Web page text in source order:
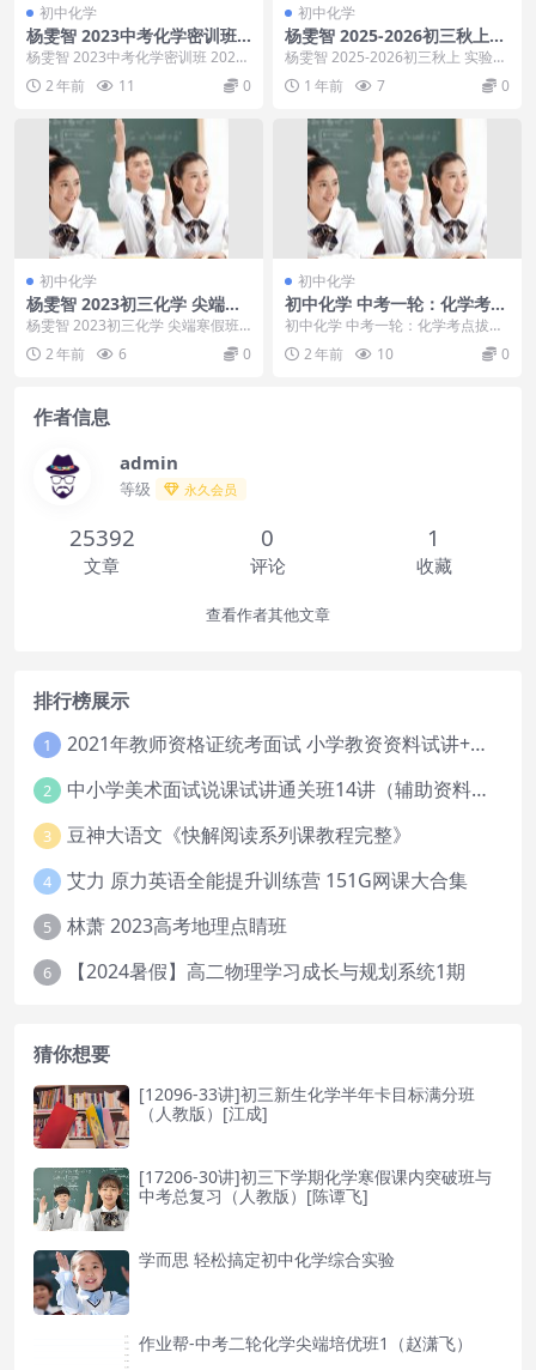
初中化学
杨雯智 2023中考化学密训班 2
023+2022中考化学密训卷
杨雯智 2023中考化学密训班 2023
+2022中考化学密训卷目录：01.
【化...2 年前 11 0
初中化学
杨雯智 2025-2026初三秋上
实验科学自主学习·TY·S（3
杨雯智 2025-2026初三秋上 实验科
学自主学习·TY·S（3期），杨雯智
... 1 年前 7 0
初中化学
杨雯智 2023初三化学 尖端寒
假班
杨雯智 2023初三化学 尖端寒假班
目录：1.溶液的形成（含开学典
礼） 杨雯智...
2 年前 6 0
初中化学
初中化学 中考一轮：化学考点
拔高串讲
初中化学 中考一轮：化学考点拔高
串讲 目录：第1讲金属和金属材料
的基本概念第2讲...
2 年前 10 0
作者信息
admin
等级 永久会员
25392
文章
0
评论
1
收藏
查看作者其他文章
排行榜展示
1 2021年教师资格证统考面试 小学教资资料试讲+答辩
2 中小学美术面试说课试讲通关班14讲（辅助资料第一套）
3 豆神大语文《快解阅读系列课教程完整》
4 艾力 原力英语全能提升训练营 151G网课大合集
5 林萧 2023高考地理点睛班
6 【2024暑假】高二物理学习成长与规划系统1期
猜你想要
[12096-33讲]初三新生化学半年卡目标满分班
（人教版）[江成]
[17206-30讲]初三下学期化学寒假课内突破班与
中考总复习（人教版）[陈谭飞]
学而思 轻松搞定初中化学综合实验
作业帮-中考二轮化学尖端培优班1（赵潇飞）